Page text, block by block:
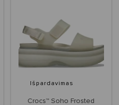
Išpardavimas
Crocs™ Soho Frosted